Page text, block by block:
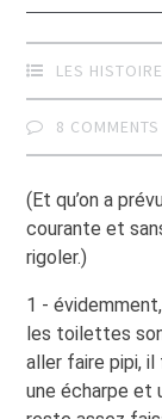
LES
8 COMMENTS
(Et qu’on a
courante et
rigoler.)
1 -
les toilettes
aller faire pipi,
une écharpe et